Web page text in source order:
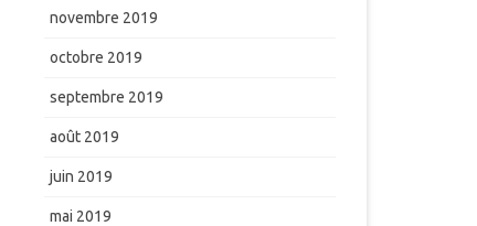
novembre 2019
octobre 2019
septembre 2019
août 2019
juin 2019
mai 2019